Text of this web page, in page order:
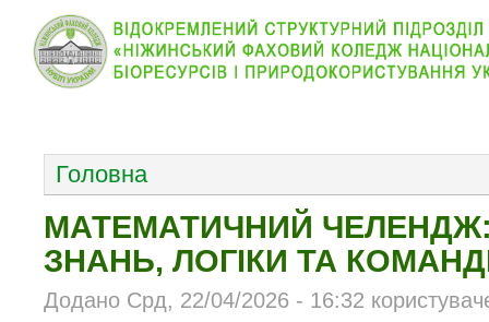
Головна
МАТЕМАТИЧНИЙ ЧЕЛЕНДЖ:
ЗНАНЬ, ЛОГІКИ ТА
Додано Срд, 22/04/2026 - 16:32